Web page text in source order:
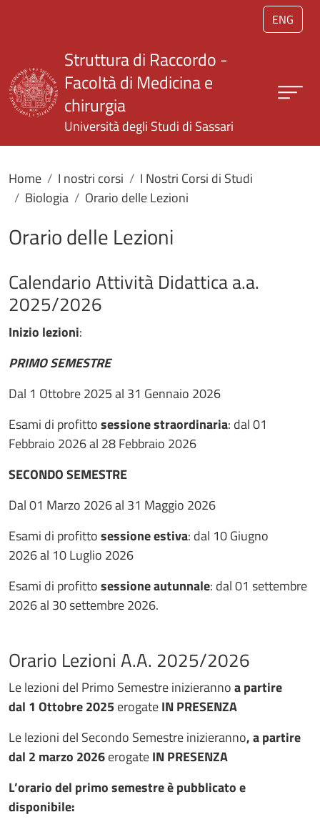
Salta al contenuto principale
ENG
Struttura di Raccordo -
Facoltà di Medicina e
chirurgia
Università degli Studi di Sassari
Home I nostri corsi
I Nostri Corsi di Studi
Biologia
Orario delle Lezioni
Orario delle Lezioni
Calendario Attività Didattica a.a.
2025/2026
Inizio lezioni:
PRIMO SEMESTRE
Dal 1 Ottobre 2025 al 31 Gennaio 2026
Esami di profittosessione straordinaria: dal 01
Febbraio 2026 al 28 Febbraio 2026
SECONDO SEMESTRE
Dal 01 Marzo 2026 al 31 Maggio 2026
Esami di profittosessione estiva: dal 10 Giugno
2026 al 10 Luglio 2026
Esami di profittosessione autunnale: dal 01 settembre
2026 al 30 settembre 2026.
Orario Lezioni A.A. 2025/2026
Le lezioni del Primo Semestre inizierannoa partire
dal 1 Ottobre 2025erogateIN PRESENZA
Le lezioni del Secondo Semestre inizieranno, a partire
dal 2 marzo 2026erogateIN PRESENZA
L’orario del primo semestre è pubblicato e
disponibile: